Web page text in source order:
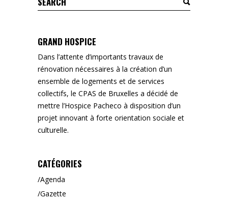
for:
GRAND HOSPICE
Dans l’attente d’importants travaux de
rénovation nécessaires à la création d’un
ensemble de logements et de services
collectifs, le CPAS de Bruxelles a décidé de
mettre l’Hospice Pacheco à disposition d’un
projet innovant à forte orientation sociale et
culturelle.
CATÉGORIES
Agenda
Gazette